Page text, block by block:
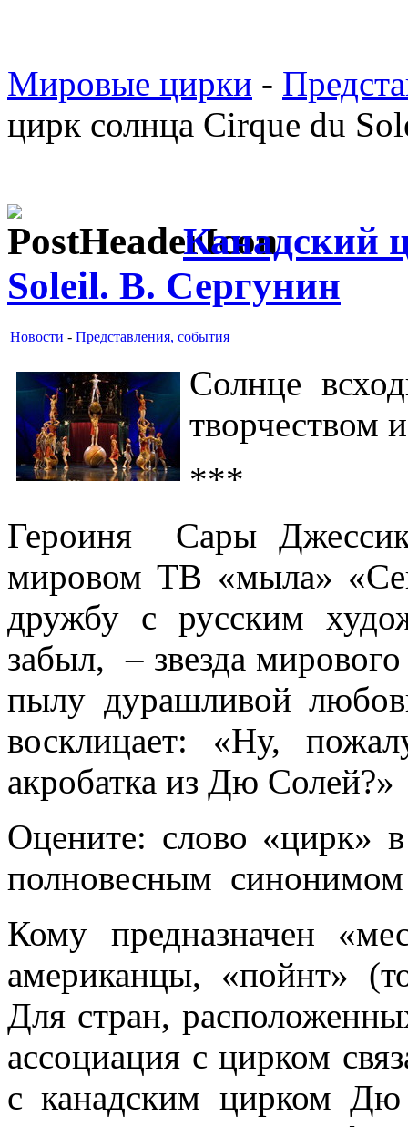
Мировые цирки -
цирк солнца Cirque du
Канадский
Soleil. В. Сергунин
Новости - Представления, события
Солнце
творчеством
***
Героиня Сары
мировом ТВ «мыла»
дружбу с русским
забыл, – звезда
пылу дурашливой
восклицает: «Ну,
акробатка из Дю Солей?»
Оцените: слово «цирк»
полновесным
Кому предназначен
американцы, «пойнт»
Для стран,
ассоциация с цирком
с канадским цирком